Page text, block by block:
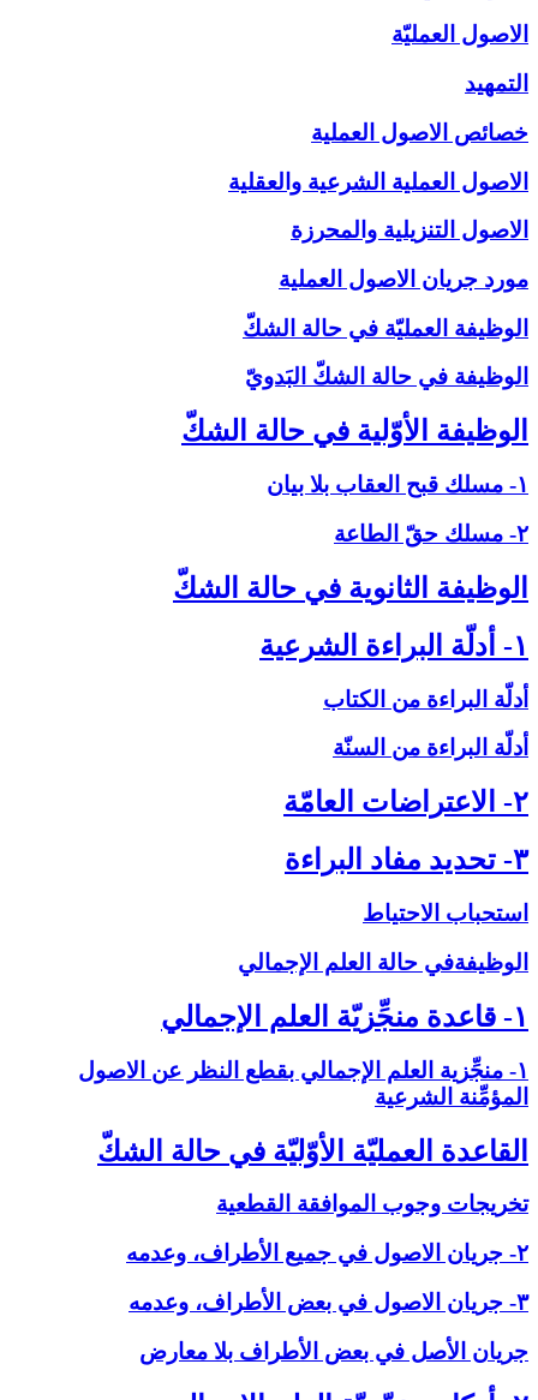
الاصول العمليّة
التمهيد
خصائص الاصول العملية
الاصول العملية الشرعية والعقلية
الاصول التنزيلية والمحرزة
مورد جريان الاصول العملية
الوظيفة العمليّة في حالة الشكّ‏
الوظيفة في حالة الشكّ البَدويّ
الوظيفة الأوّلية في حالة الشكّ‏
۱- مسلك قبح العقاب بلا بيان
۲- مسلك حقّ الطاعة
الوظيفة الثانوية في حالة الشكّ‏
۱- أدلّة البراءة الشرعية
أدلّة البراءة من الكتاب
أدلّة البراءة من السنّة
۲- الاعتراضات العامّة
۳- تحديد مفاد البراءة
استحباب الاحتياط
الوظيفةفي حالة العلم الإجمالي‏
۱- قاعدة منجِّزيّة العلم الإجمالي‏
۱- منجِّزية العلم الإجمالي بقطع النظر عن الاصول
المؤمِّنة الشرعية
القاعدة العمليّة الأوّليّة في حالة الشكّ‏
تخريجات وجوب الموافقة القطعية
۲- جريان الاصول في جميع الأطراف، وعدمه
۳- جريان الاصول في بعض الأطراف، وعدمه
جريان الأصل في بعض الأطراف بلا معارض